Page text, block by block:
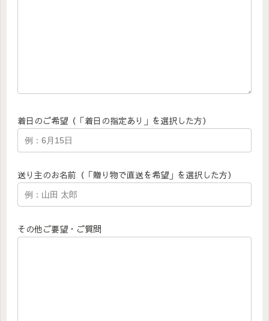
着日のご希望（「着日の指定あり」を選択した方）
送り主のお名前（「贈り物で直送を希望」を選択した方）
その他ご要望・ご質問